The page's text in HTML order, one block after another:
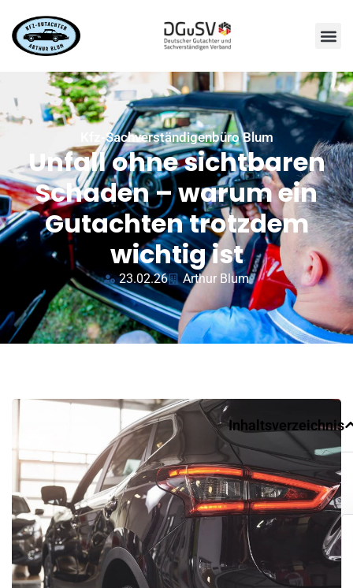
Kfz-Sachverständigenbüro Blum
Unfall ohne sichtbaren
Schaden – warum ein
Gutachten trotzdem
wichtig ist
23.02.26 Arthur Blum
Inhaltsverzeichnis